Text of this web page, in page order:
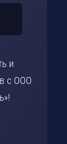
и
с ООО